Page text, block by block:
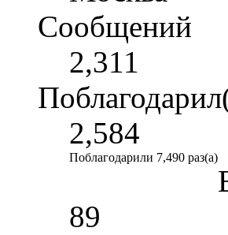
Сообщений
2,311
2,584
Поблагодарили 7,490 раз(а)
89